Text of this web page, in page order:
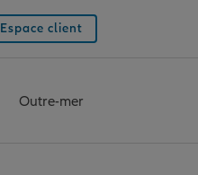
Espace client
Outre-mer